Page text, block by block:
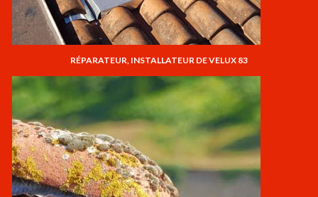
RÉPARATEUR, INSTALLATEUR DE VELUX 83